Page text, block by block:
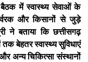
में स्वास्थ्य सेवाओं के
और किसानों से जुड़े
ने बताया कि छत्तीसगढ़
बेहतर स्वास्थ्य सुविधाएं
अन्य चिकित्सा संस्थानों